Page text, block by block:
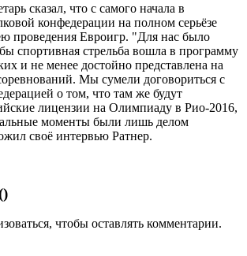
сказал, что с самого начала в
конфедерации на полном серьёзе
проведения Евроигр. "Для нас было
спортивная стрельба вошла в программу
и не менее достойно представлена на
Мы сумели договориться с
о том, что там же будут
лицензии на Олимпиаду в Рио-2016,
моменты были лишь делом
своё интервью Ратнер.
)
, чтобы оставлять комментарии.